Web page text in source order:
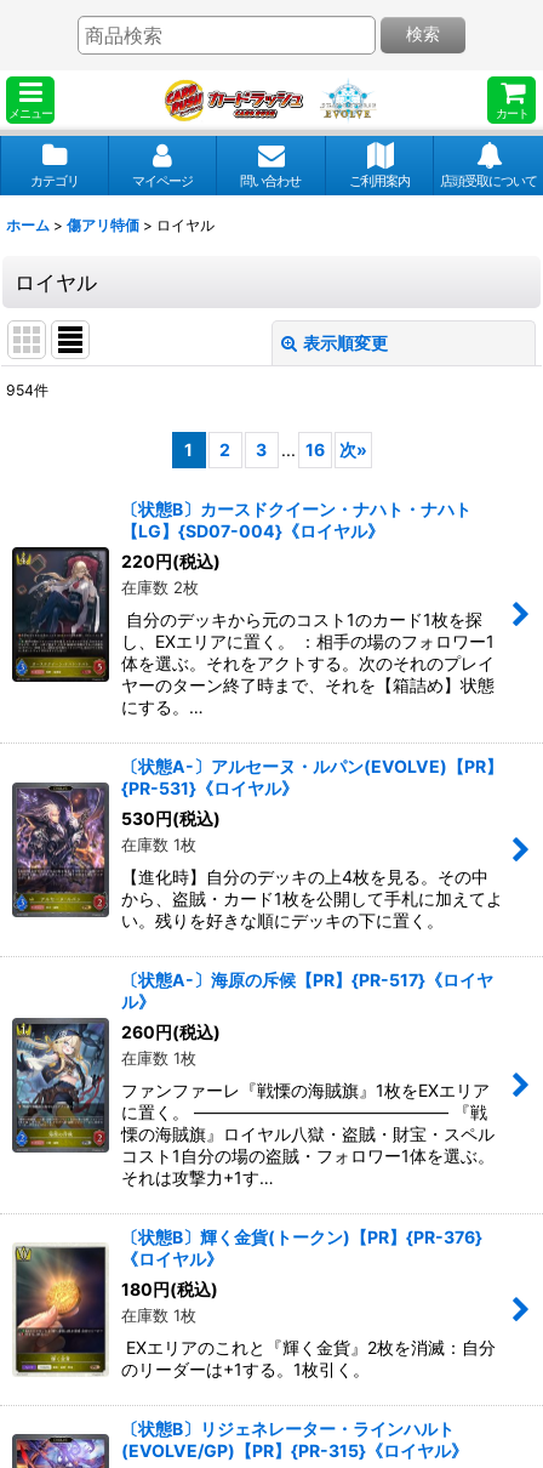
メニュー カート
検索
カテゴリ マイページ 問い合わせ ご利用案内 店頭受取について
ホーム > 傷アリ特価 > ロイヤル
ロイヤル
表示順変更
絞り込む
954件
1 2 3 ... 16 次»
〔状態B〕カースドクイーン・ナハト・ナハト
【LG】{SD07-004}《ロイヤル》
220円(税込)
在庫数 2枚
自分のデッキから元のコスト1のカード1枚を探
し、EXエリアに置く。 ：相手の場のフォロワー1
体を選ぶ。それをアクトする。次のそれのプレイ
ヤーのターン終了時まで、それを【箱詰め】状態
にする。…
〔状態A-〕アルセーヌ・ルパン(EVOLVE)【PR】
{PR-531}《ロイヤル》
530円(税込)
在庫数 1枚
【進化時】自分のデッキの上4枚を見る。その中
から、盗賊・カード1枚を公開して手札に加えてよ
い。残りを好きな順にデッキの下に置く。
〔状態A-〕海原の斥候【PR】{PR-517}《ロイヤ
ル》
260円(税込)
在庫数 1枚
ファンファーレ『戦慄の海賊旗』1枚をEXエリア
に置く。 ――――――――――――――― 『戦
慄の海賊旗』ロイヤル八獄・盗賊・財宝・スペル
コスト1自分の場の盗賊・フォロワー1体を選ぶ。
それは攻撃力+1す…
〔状態B〕輝く金貨(トークン)【PR】{PR-376}
《ロイヤル》
180円(税込)
在庫数 1枚
EXエリアのこれと『輝く金貨』2枚を消滅：自分
のリーダーは+1する。1枚引く。
〔状態B〕リジェネレーター・ラインハルト
(EVOLVE/GP)【PR】{PR-315}《ロイヤル》